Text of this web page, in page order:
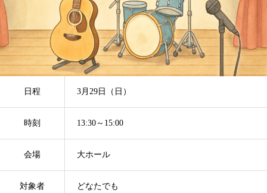
日程 3月29日（日）
時刻 13:30～15:00
会場 大ホール
対象者 どなたでも